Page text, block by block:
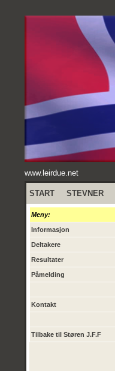
www.leirdue.net
START STEVNER
Meny:
Informasjon
Deltakere
Resultater
Påmelding
Kontakt
Tilbake til Støren J.F.F